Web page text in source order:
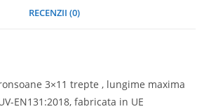
RECENZII (0)
3×11 trepte , lungime maxima
EN131:2018, fabricata in UE